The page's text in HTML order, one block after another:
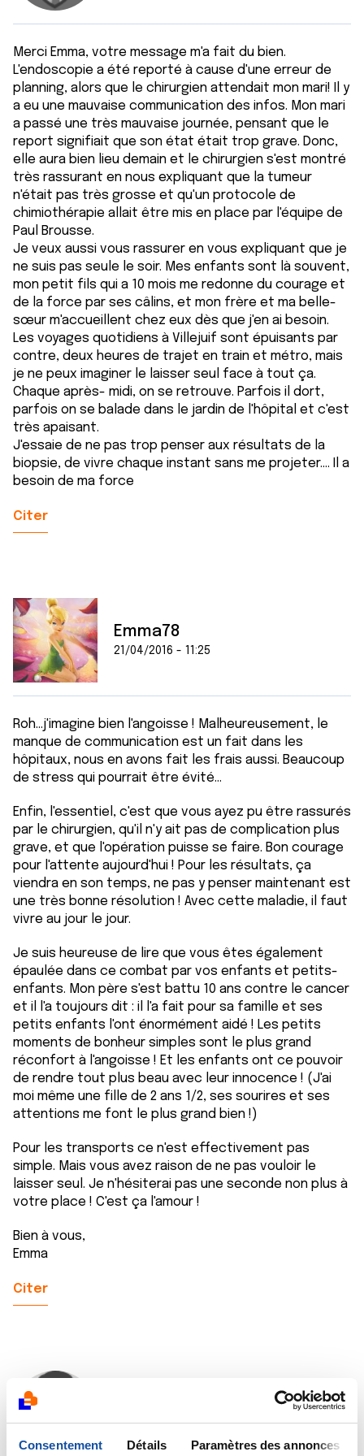
Consentement Détails Paramètres des annonces
Merci Emma, votre message m'a fait du bien.
L'endoscopie a été reporté à cause d'une erreur de
planning, alors que le chirurgien attendait mon mari! Il y
a eu une mauvaise communication des infos. Mon mari
a passé une très mauvaise journée, pensant que le
report signifiait que son état était trop grave. Donc,
elle aura bien lieu demain et le chirurgien s'est montré
très rassurant en nous expliquant que la tumeur
n'était pas très grosse et qu'un protocole de
chimiothérapie allait être mis en place par l'équipe de
Paul Brousse.
Je veux aussi vous rassurer en vous expliquant que je
ne suis pas seule le soir. Mes enfants sont là souvent,
mon petit fils qui a 10 mois me redonne du courage et
de la force par ses câlins, et mon frère et ma belle-
sœur m'accueillent chez eux dès que j'en ai besoin.
Les voyages quotidiens à Villejuif sont épuisants par
contre, deux heures de trajet en train et métro, mais
je ne peux imaginer le laisser seul face à tout ça.
Chaque après- midi, on se retrouve. Parfois il dort,
parfois on se balade dans le jardin de l'hôpital et c'est
très apaisant.
J'essaie de ne pas trop penser aux résultats de la
biopsie, de vivre chaque instant sans me projeter.... Il a
besoin de ma force
Citer
Emma78
21/04/2016 - 11:25
Roh...j'imagine bien l'angoisse ! Malheureusement, le
manque de communication est un fait dans les
hôpitaux, nous en avons fait les frais aussi. Beaucoup
de stress qui pourrait être évité...
Enfin, l'essentiel, c'est que vous ayez pu être rassurés
par le chirurgien, qu'il n'y ait pas de complication plus
grave, et que l'opération puisse se faire. Bon courage
pour l'attente aujourd'hui ! Pour les résultats, ça
viendra en son temps, ne pas y penser maintenant est
une très bonne résolution ! Avec cette maladie, il faut
vivre au jour le jour.
Je suis heureuse de lire que vous êtes également
épaulée dans ce combat par vos enfants et petits-
enfants. Mon père s'est battu 10 ans contre le cancer
et il l'a toujours dit : il l'a fait pour sa famille et ses
petits enfants l'ont énormément aidé ! Les petits
moments de bonheur simples sont le plus grand
réconfort à l'angoisse ! Et les enfants ont ce pouvoir
de rendre tout plus beau avec leur innocence ! (J'ai
moi même une fille de 2 ans 1/2, ses sourires et ses
attentions me font le plus grand bien !)
Pour les transports ce n'est effectivement pas
simple. Mais vous avez raison de ne pas vouloir le
laisser seul. Je n'hésiterai pas une seconde non plus à
votre place ! C'est ça l'amour !
Bien à vous,
Emma
Citer
25/04/2016 - 20:40